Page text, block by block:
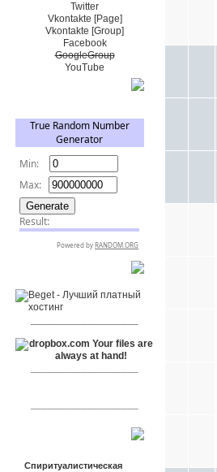
Twitter
Vkontakte [Page]
Vkontakte [Group]
Facebook
GoogleGroup
YouTube
Спиритуалистическая